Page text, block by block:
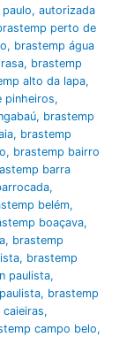
, autorizada
perto de
, brastemp água
, brastemp
alto da lapa,
pinheiros,
, brastemp
, brastemp
, brastemp bairro
barra
,
belém,
boaçava,
, brastemp
, brastemp
paulista,
, brastemp
,
campo belo,